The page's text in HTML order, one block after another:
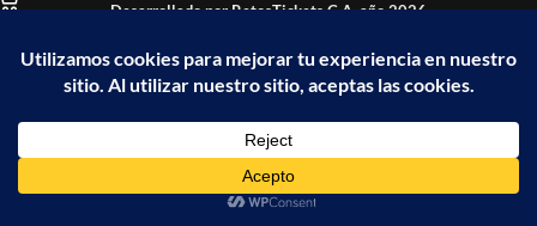
Desarrollado por RetosTickets C.A, año 2026
Empresa Holding de RETOSVENEZUELA